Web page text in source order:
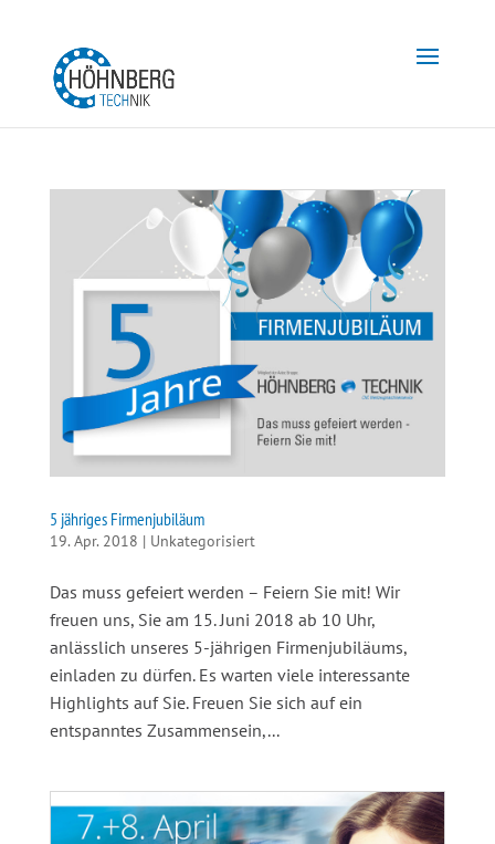
5 jähriges Firmenjubiläum
19. Apr. 2018 | Unkategorisiert
Das muss gefeiert werden – Feiern Sie mit! Wir
freuen uns, Sie am 15. Juni 2018 ab 10 Uhr,
anlässlich unseres 5-jährigen Firmenjubiläums,
einladen zu dürfen. Es warten viele interessante
Highlights auf Sie. Freuen Sie sich auf ein
entspanntes Zusammensein,...